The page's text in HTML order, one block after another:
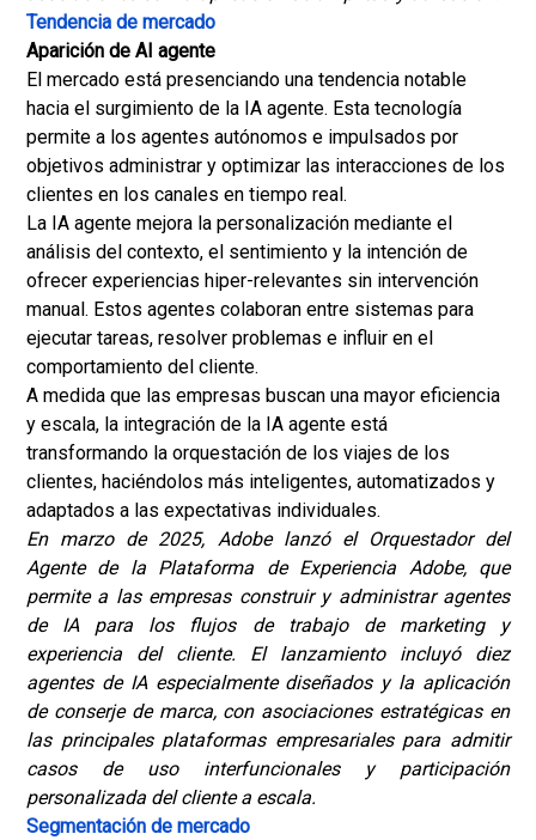
Tendencia de mercado
Aparición de AI agente
El mercado está presenciando una tendencia notable
hacia el surgimiento de la IA agente. Esta tecnología
permite a los agentes autónomos e impulsados por
objetivos administrar y optimizar las interacciones de los
clientes en los canales en tiempo real.
La IA agente mejora la personalización mediante el
análisis del contexto, el sentimiento y la intención de
ofrecer experiencias hiper-relevantes sin intervención
manual. Estos agentes colaboran entre sistemas para
ejecutar tareas, resolver problemas e influir en el
comportamiento del cliente.
A medida que las empresas buscan una mayor eficiencia
y escala, la integración de la IA agente está
transformando la orquestación de los viajes de los
clientes, haciéndolos más inteligentes, automatizados y
adaptados a las expectativas individuales.
En marzo de 2025, Adobe lanzó el Orquestador del
Agente de la Plataforma de Experiencia Adobe, que
permite a las empresas construir y administrar agentes
de IA para los flujos de trabajo de marketing y
experiencia del cliente. El lanzamiento incluyó diez
agentes de IA especialmente diseñados y la aplicación
de conserje de marca, con asociaciones estratégicas en
las principales plataformas empresariales para admitir
casos de uso interfuncionales y participación
personalizada del cliente a escala.
Segmentación de mercado